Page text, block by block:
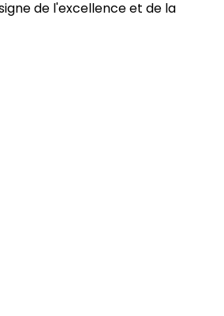
de l'excellence et de la